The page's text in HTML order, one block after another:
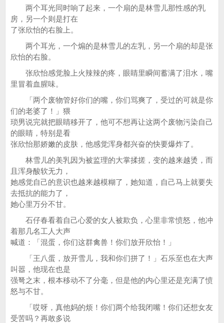
两个耳光同时响了起来，一个扇的是林雪儿那性感的乳
房，另一个则是打在
了张欣怡的右脸上。
两个耳光，一个煽的是林雪儿的左乳，另一个扇的却是张
欣怡的右脸。
张欣怡感觉脸上火辣辣的疼，眼睛里瞬间蓄满了泪水，嘴
里冒着血腥味。
「两个废物管好你们的嘴，你们骂爽了，受过的可就是你
们的老婆了！」猥
琐男说完就把眼睛移开了，他可不想再让这两个废物污染自己
的眼睛，特别是看
张欣怡那娇嫩的皮肤，他感觉浑身都兴奋的快要爆炸了。
林雪儿的美乳因为被监理的大掌揉搓，变的越来越烫，而
且浑身酸软无力，
她感觉自己的意识也越来越模糊了，她知道，自己马上就要失
去抵抗的能力了，
她心里万分不甘。
石仔春看着自己心爱的女人被欺负，心里非常愤怒，他冲
着那几名工人大声
喊道：「混蛋，你们这群禽兽！你们放开欣怡！」
「王八蛋，放开雪儿，我和你们拼了！」石乐至也在大声
叫嚣，他现在也是
强弩之末，根本移动不了分毫，但是他的内心里还是充满了愤
怒与不甘。
「哎呀，真他妈的烦！你们两个给我闭嘴！你们还想女友
受苦吗？再敢多说